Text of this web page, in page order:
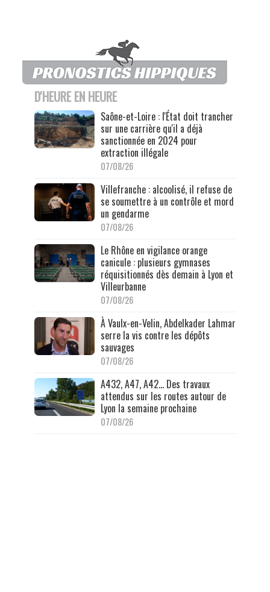
D'HEURE EN HEURE
Saône-et-Loire : l'État doit trancher
sur une carrière qu'il a déjà
sanctionnée en 2024 pour
extraction illégale
07/08/26
Villefranche : alcoolisé, il refuse de
se soumettre à un contrôle et mord
un gendarme
07/08/26
Le Rhône en vigilance orange
canicule : plusieurs gymnases
réquisitionnés dès demain à Lyon et
Villeurbanne
07/08/26
À Vaulx-en-Velin, Abdelkader Lahmar
serre la vis contre les dépôts
sauvages
07/08/26
A432, A47, A42… Des travaux
attendus sur les routes autour de
Lyon la semaine prochaine
07/08/26